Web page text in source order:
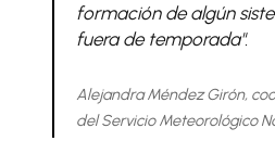
formación de algún
fuera de temporada".
Alejandra Méndez Girón,
del Servicio Meteorológico